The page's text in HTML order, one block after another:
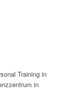
Training in
in